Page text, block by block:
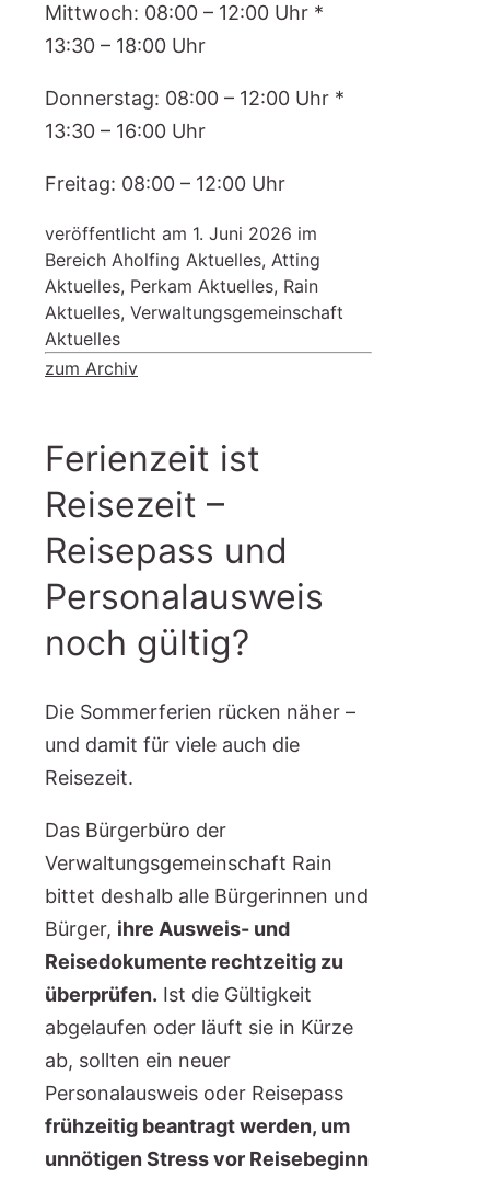
Mittwoch: 08:00 – 12:00 Uhr *
13:30 – 18:00 Uhr
Donnerstag: 08:00 – 12:00 Uhr *
13:30 – 16:00 Uhr
Freitag: 08:00 – 12:00 Uhr
veröffentlicht am 1. Juni 2026 im
Bereich Aholfing Aktuelles, Atting
Aktuelles, Perkam Aktuelles, Rain
Aktuelles, Verwaltungsgemeinschaft
Aktuelles
zum Archiv
Ferienzeit ist
Reisezeit –
Reisepass und
Personalausweis
noch gültig?
Die Sommerferien rücken näher –
und damit für viele auch die
Reisezeit.
Das Bürgerbüro der
Verwaltungsgemeinschaft Rain
bittet deshalb alle Bürgerinnen und
Bürger, ihre Ausweis- und
Reisedokumente rechtzeitig zu
überprüfen. Ist die Gültigkeit
abgelaufen oder läuft sie in Kürze
ab, sollten ein neuer
Personalausweis oder Reisepass
frühzeitig beantragt werden, um
unnötigen Stress vor Reisebeginn